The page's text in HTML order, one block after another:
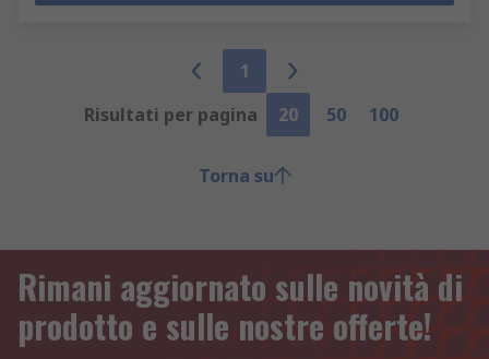
1
Risultati per pagina
20 50 100
Torna su
Rimani aggiornato sulle novità di
prodotto e sulle nostre offerte!